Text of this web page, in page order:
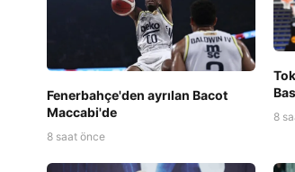
Fenerbahçe'den ayrılan Bacot
Maccabi'de
8 saat önce
8